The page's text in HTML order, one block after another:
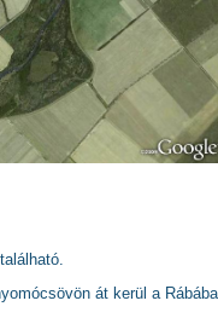
át kerül a